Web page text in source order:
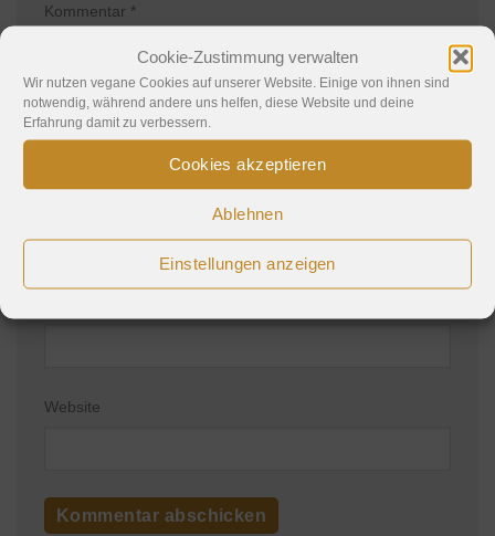
Cookie-Zustimmung verwalten
Wir nutzen vegane Cookies auf unserer Website. Einige von ihnen sind
notwendig, während andere uns helfen, diese Website und deine
Erfahrung damit zu verbessern.
Cookies akzeptieren
Ablehnen
Einstellungen anzeigen
Kommentar *
Website